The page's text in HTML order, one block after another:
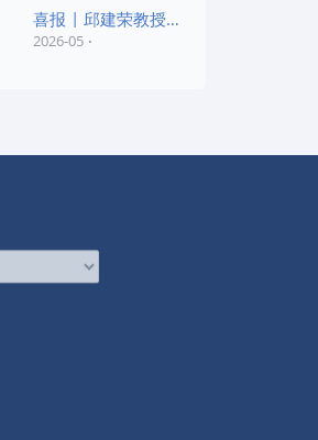
喜报 | 邱建荣教授团
队研究成果入选20
2026-05